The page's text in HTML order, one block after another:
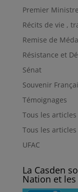
Premier Ministre
Récits de vie ,
Remise de
Résistance et
Sénat
Souvenir
Témoignages
Tous les articles
Tous les articles
UFAC
La Casden
Nation et